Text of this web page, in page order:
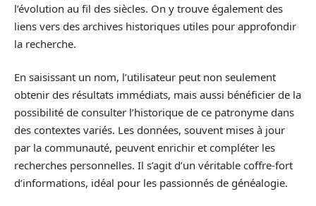
l’évolution au fil des siècles. On y trouve également des
liens vers des archives historiques utiles pour approfondir
la recherche.
En saisissant un nom, l’utilisateur peut non seulement
obtenir des résultats immédiats, mais aussi bénéficier de la
possibilité de consulter l’historique de ce patronyme dans
des contextes variés. Les données, souvent mises à jour
par la communauté, peuvent enrichir et compléter les
recherches personnelles. Il s’agit d’un véritable coffre-fort
d’informations, idéal pour les passionnés de généalogie.